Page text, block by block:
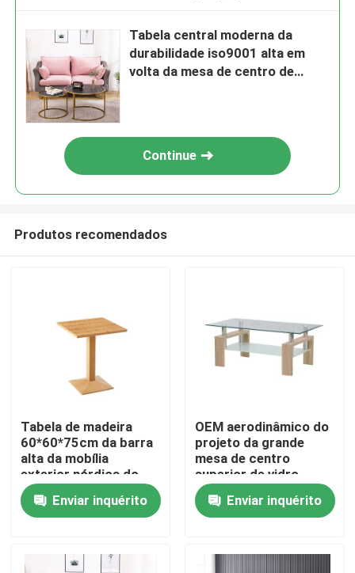
Casa
Produtos
Sobre nós
Tabela central moderna da
durabilidade iso9001 alta em
volta da mesa de centro de
Continue
Produtos recomendados
Tabela de madeira
60*60*75cm da barra
alta da mobília
exterior nórdica do
projeto simples
Enviar inquérito
OEM aerodinâmico do
projeto da grande
mesa de centro
superior de vidro
retangular moderna
nórdicaEnviar inquérito